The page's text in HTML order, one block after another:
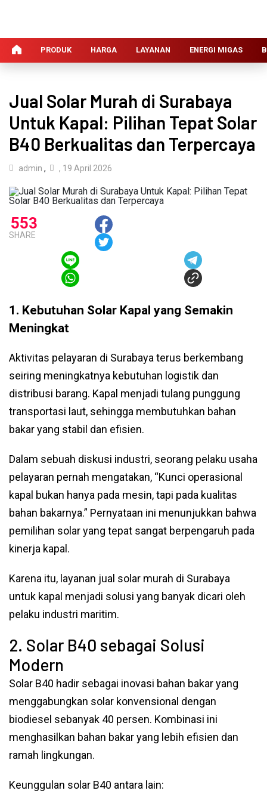
PRODUK HARGA LAYANAN ENERGI MIGAS
Jual Solar Murah di Surabaya
Untuk Kapal: Pilihan Tepat Solar
B40 Berkualitas dan Terpercaya
admin , , 19 April 2026
553
SHARE
1. Kebutuhan Solar Kapal yang Semakin
Meningkat
Aktivitas pelayaran di Surabaya terus berkembang
seiring meningkatnya kebutuhan logistik dan
distribusi barang. Kapal menjadi tulang punggung
transportasi laut, sehingga membutuhkan bahan
bakar yang stabil dan efisien.
Dalam sebuah diskusi industri, seorang pelaku usaha
pelayaran pernah mengatakan, “Kunci operasional
kapal bukan hanya pada mesin, tapi pada kualitas
bahan bakarnya.” Pernyataan ini menunjukkan bahwa
pemilihan solar yang tepat sangat berpengaruh pada
kinerja kapal.
Karena itu, layanan jual solar murah di Surabaya
untuk kapal menjadi solusi yang banyak dicari oleh
pelaku industri maritim.
2. Solar B40 sebagai Solusi
Modern
Solar B40 hadir sebagai inovasi bahan bakar yang
menggabungkan solar konvensional dengan
biodiesel sebanyak 40 persen. Kombinasi ini
menghasilkan bahan bakar yang lebih efisien dan
ramah lingkungan.
Keunggulan solar B40 antara lain: